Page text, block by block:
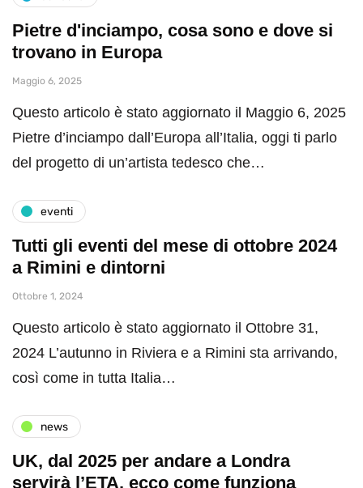
Pietre d'inciampo, cosa sono e dove si
trovano in Europa
Maggio 6, 2025
Questo articolo è stato aggiornato il Maggio 6, 2025
Pietre d’inciampo dall’Europa all’Italia, oggi ti parlo
del progetto di un’artista tedesco che…
eventi
Tutti gli eventi del mese di ottobre 2024
a Rimini e dintorni
Ottobre 1, 2024
Questo articolo è stato aggiornato il Ottobre 31,
2024 L’autunno in Riviera e a Rimini sta arrivando,
così come in tutta Italia…
news
UK, dal 2025 per andare a Londra
servirà l’ETA, ecco come funziona